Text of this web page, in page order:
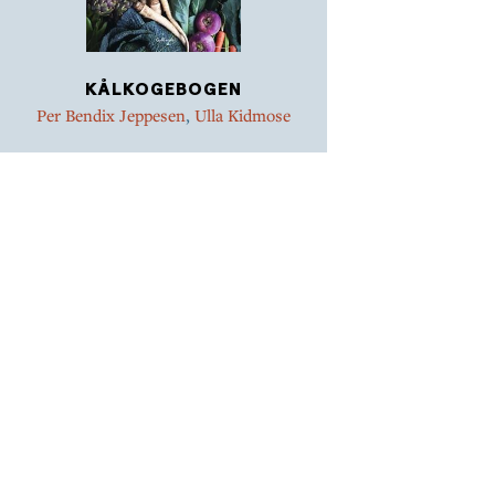
Så sæt dig til bordet og nyd de dejlige opskrifter og få
indsigt i de mange veldokumenterede fakta.
KÅLKOGEBOGEN
Per Bendix Jeppesen, Ulla Kidmose